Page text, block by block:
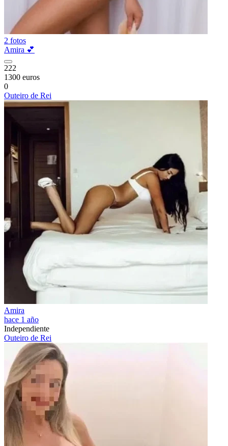
2 fotos
Amira 💕
222
1300 euros
0
Outeiro de Rei
Amira
hace 1 año
Independiente
Outeiro de Rei